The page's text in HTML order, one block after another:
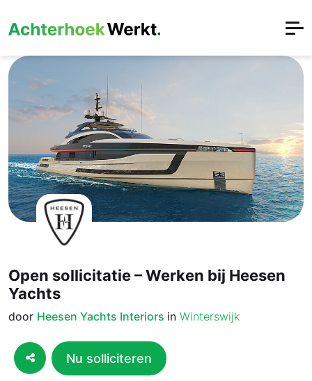
Open sollicitatie – Werken bij Heesen
Yachts
door Heesen Yachts Interiors in Winterswijk
Nu solliciteren